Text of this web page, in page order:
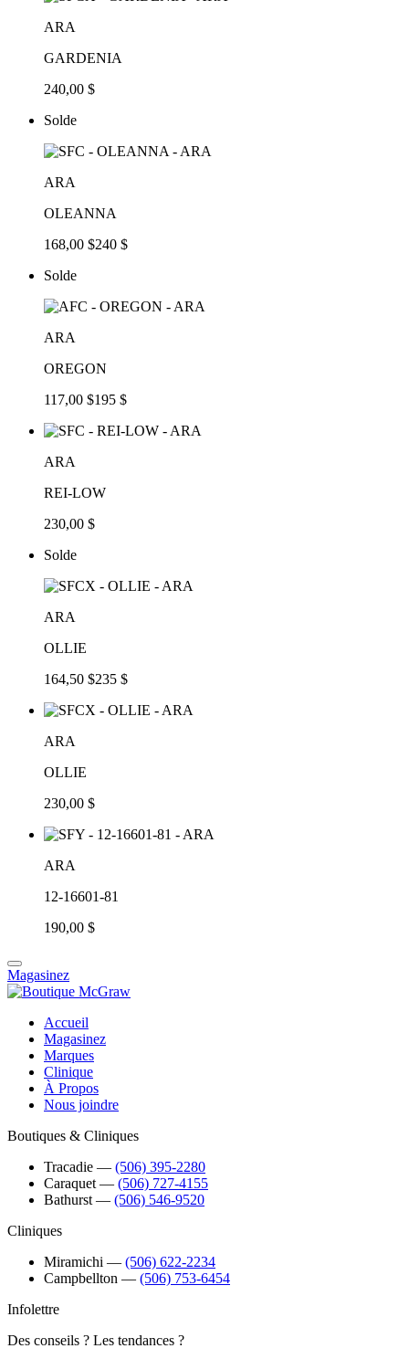
ARA
GARDENIA
240,00 $
Solde
ARA
OLEANNA
168,00 $240 $
Solde
ARA
OREGON
117,00 $195 $
ARA
REI-LOW
230,00 $
Solde
ARA
OLLIE
164,50 $235 $
ARA
OLLIE
230,00 $
ARA
12-16601-81
190,00 $
Magasinez
Accueil
Magasinez
Marques
Clinique
À Propos
Nous joindre
Boutiques & Cliniques
Tracadie ― (506) 395-2280
Caraquet ― (506) 727-4155
Bathurst ― (506) 546-9520
Cliniques
Miramichi ― (506) 622-2234
Campbellton ― (506) 753-6454
Infolettre
Des conseils ? Les tendances ?